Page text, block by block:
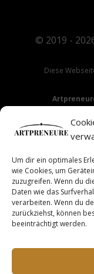
Um dir ein optimales
wie Cookies, um
zuzugreifen. Wenn du
Daten wie das
verarbeiten. Wenn du
zurückziehst, können
beeinträchtigt werden.
© 2019 -
Diese
Hinweis:Die
ausdrücklich nur
Facebook TM Inc.
FacebookTM in